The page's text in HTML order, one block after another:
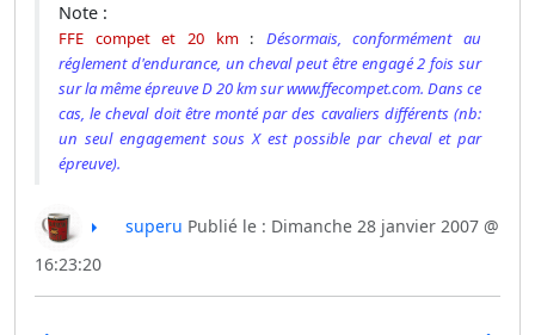
Note :
FFE compet et 20 km:
Désormais, conformément au
réglement d'endurance, un cheval peut être engagé 2 fois sur
sur la même épreuve D 20 km sur www.ffecompet.com. Dans ce
cas, le cheval doit être monté par des cavaliers différents (nb:
un seul engagement sous X est possible par cheval et par
épreuve).
superu Publié le : Dimanche 28 janvier 2007 @
16:23:20